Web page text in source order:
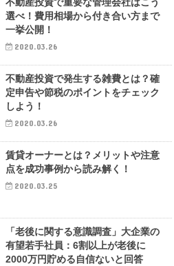
選べ！費用相場から付き合い方まで
一挙公開！
2020.03.26
不動産投資で発生する雑費とは？確
定申告や節税のポイントをチェック
しよう！
2020.03.26
賃貸オーナーとは？メリットや注意
点を成功事例から読み解く！
2020.03.25
「老後に関する意識調査」大企業の
有望若手社員：6割以上が老後に
2000万円貯める自信ないと回答